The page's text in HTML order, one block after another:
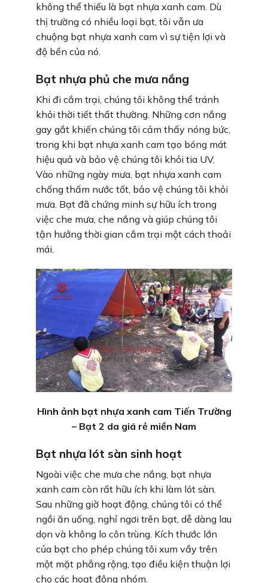
không thể thiếu là bạt nhựa xanh cam. Dù
thị trường có nhiều loại bạt, tôi vẫn ưa
chuộng bạt nhựa xanh cam vì sự tiện lợi và
độ bền của nó.
Bạt nhựa phủ che mưa nắng
Khi đi cắm trại, chúng tôi không thể tránh
khỏi thời tiết thất thường. Những cơn nắng
gay gắt khiến chúng tôi cảm thấy nóng bức,
trong khi bạt nhựa xanh cam tạo bóng mát
hiệu quả và bảo vệ chúng tôi khỏi tia UV.
Vào những ngày mưa, bạt nhựa xanh cam
chống thấm nước tốt, bảo vệ chúng tôi khỏi
mưa. Bạt đã chứng minh sự hữu ích trong
việc che mưa, che nắng và giúp chúng tôi
tận hưởng thời gian cắm trại một cách thoải
mái.
Hình ảnh bạt nhựa xanh cam Tiến Trường
– Bạt 2 da giá rẻ miền Nam
Bạt nhựa lót sàn sinh hoạt
Ngoài việc che mưa che nắng, bạt nhựa
xanh cam còn rất hữu ích khi làm lót sàn.
Sau những giờ hoạt động, chúng tôi có thể
ngồi ăn uống, nghỉ ngơi trên bạt, dễ dàng lau
dọn và không lo côn trùng. Kích thước lớn
của bạt cho phép chúng tôi xum vầy trên
một mặt phẳng rộng, tạo điều kiện thuận lợi
cho các hoạt động nhóm.